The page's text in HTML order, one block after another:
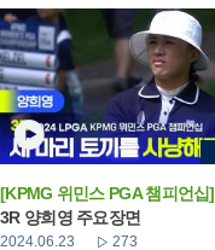
[KPMG 위민스 PGA 챔피언십]
3R 양희영 주요장면
2024.06.23 273